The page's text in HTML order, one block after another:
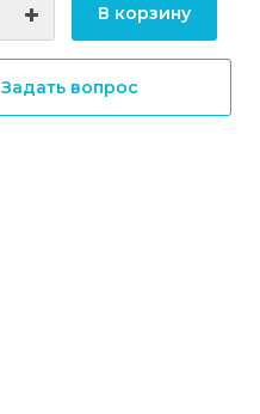
В корзину
Задать вопрос